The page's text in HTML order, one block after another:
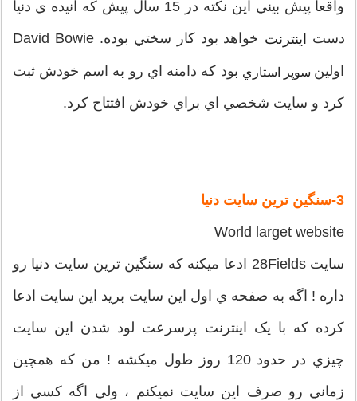
واقعا پيش بيني اين نکته در 15 سال پيش که آنيده ي دنيا
دست اينترنت خواهد بود کار سختي بوده. David Bowie
اولين سوپر استاري بود که دامنه اي رو به اسم خودش ثبت
کرد و سايت شخصي اي براي خودش افتتاح کرد.
3-سنگين ترين سايت دنيا
World larget website
سايت 28Fields ادعا ميکنه که سنگين ترين سايت دنيا رو
داره ! اگه به صفحه ي اول اين سايت بريد اين سايت ادعا
کرده که با يک اينترنت پرسرعت لود شدن اين سايت
چيزي در حدود 120 روز طول ميکشه ! من که همچين
زماني رو صرف اين سايت نميکنم ، ولي اگه کسي از